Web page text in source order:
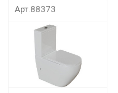
Арт.88373Дока рекомендует